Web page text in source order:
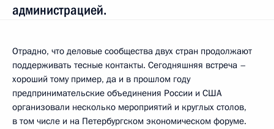
администрацией.
Отрадно, что деловые сообщества двух стран продолжают
поддерживать тесные контакты. Сегодняшняя встреча –
хороший тому пример, да и в прошлом году
предпринимательские объединения России и США
организовали несколько мероприятий и круглых столов,
в том числе и на Петербургском экономическом форуме.